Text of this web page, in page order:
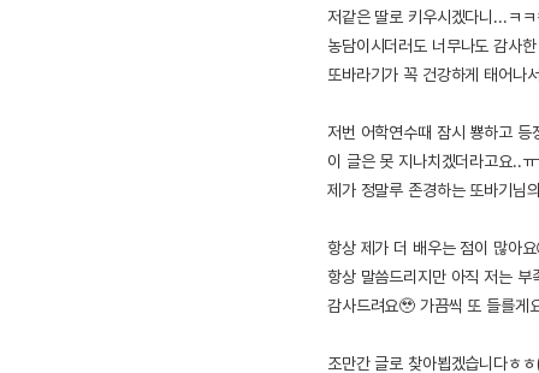
저같은 딸로 키우시겠다니...ㅋ
농담이시더러도 너무나도 감사
또바라기가 꼭 건강하게 태어나
저번 어학연수때 잠시 뿅하고
이 글은 못 지나치겠더라고요..
제가 정말루 존경하는 또바기님
항상 제가 더 배우는 점이 많아
항상 말씀드리지만 아직 저는 부
감사드려요🥹 가끔씩 또 들를게
조만간 글로 찾아뵙겠습니다ㅎ